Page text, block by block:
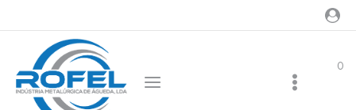
to
content
0